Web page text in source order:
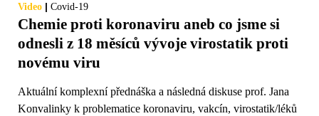
Video | Covid-19
Chemie proti koronaviru aneb co jsme si
odnesli z 18 měsíců vývoje virostatik proti
novému viru
Aktuální komplexní přednáška a následná diskuse prof. Jana
Konvalinky k problematice koronaviru, vakcín, virostatik/léků